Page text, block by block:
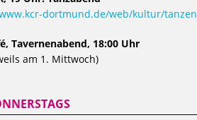
dortmund.de/web/kultur/tanzen
Tavernenabend, 18:00 Uhr
am 1. Mittwoch)